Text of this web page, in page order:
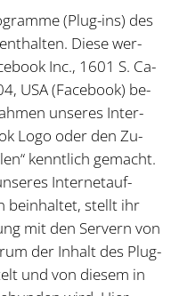
(Plug-ins) des
Die­se wer­
Inc., 1601 S. Ca­
USA (Face­book) be­
un­se­res In­ter­
Logo oder den Zu­
kennt­lich ge­macht.
In­ter­net­auf­
be­inhal­tet, stellt ihr
mit den Ser­vern von
der In­halt des Plug-
und von die­sem in